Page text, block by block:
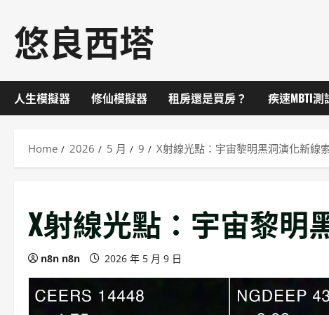
content
悠良西塔
人生模擬器 修仙模擬器 租房還是買房？ 疾速MBTI測
Home 2026 5 月 9 X射線光點：宇宙黎明黑洞演化新線
X射線光點：宇宙黎明
n8n n8n 2026 年 5 月 9 日